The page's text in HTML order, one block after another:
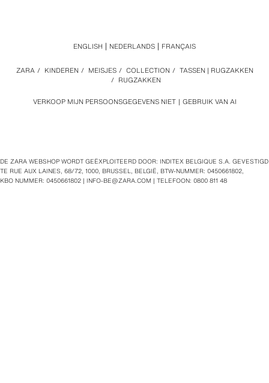
VERKOOP MIJN PERSOONSGEGEVENS NIET GEBRUIK VAN AI
ZARA / KINDEREN / MEISJES / COLLECTION / TASSEN | RUGZAKKEN
/ RUGZAKKEN
ENGLISH NEDERLANDS FRANÇAIS
DE ZARA WEBSHOP WORDT GEËXPLOITEERD DOOR: INDITEX BELGIQUE S.A. GEVESTIGD
TE RUE AUX LAINES, 68/72, 1000, BRUSSEL, BELGIË, BTW‑NUMMER: 0450661802,
KBO NUMMER: 0450661802 | INFO-BE@ZARA.COM | TELEFOON: 0800 811 48